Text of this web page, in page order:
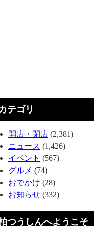
テゴリ
開店・閉店 (2,381)
ニュース (1,426)
イベント (567)
グルメ (74)
おでかけ (28)
お知らせ (332)
つうしんへようこそ